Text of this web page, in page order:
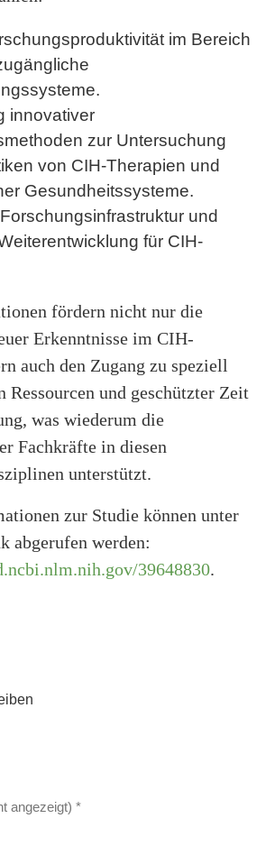
im Bereich
innovativer
zur Untersuchung
von CIH-Therapien und
Gesundheitssysteme.
und
für CIH-
fördern nicht nur die
Erkenntnisse im CIH-
auch den Zugang zu speziell
Ressourcen und geschützter Zeit
was wiederum die
Fachkräfte in diesen
unterstützt.
zur Studie können unter
abgerufen werden:
39648830.